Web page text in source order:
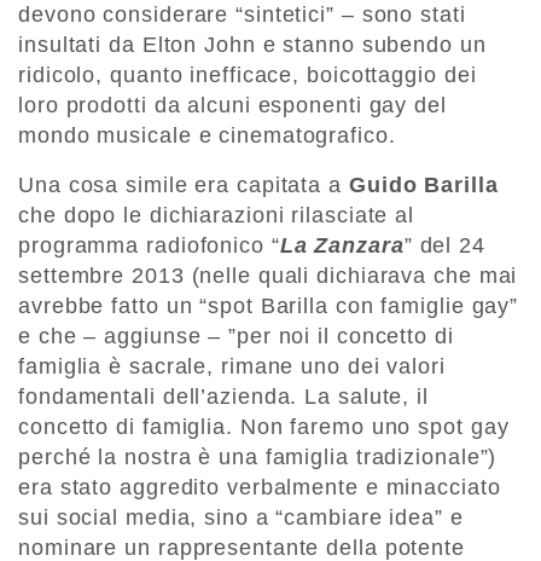
devono considerare “sintetici” – sono stati
insultati da Elton John e stanno subendo un
ridicolo, quanto inefficace, boicottaggio dei
loro prodotti da alcuni esponenti gay del
mondo musicale e cinematografico.
Una cosa simile era capitata a Guido Barilla
che dopo le dichiarazioni rilasciate al
programma radiofonico “La Zanzara” del 24
settembre 2013 (nelle quali dichiarava che mai
avrebbe fatto un “spot Barilla con famiglie gay”
e che – aggiunse – ”per noi il concetto di
famiglia è sacrale, rimane uno dei valori
fondamentali dell’azienda. La salute, il
concetto di famiglia. Non faremo uno spot gay
perché la nostra è una famiglia tradizionale”)
era stato aggredito verbalmente e minacciato
sui social media, sino a “cambiare idea” e
nominare un rappresentante della potente